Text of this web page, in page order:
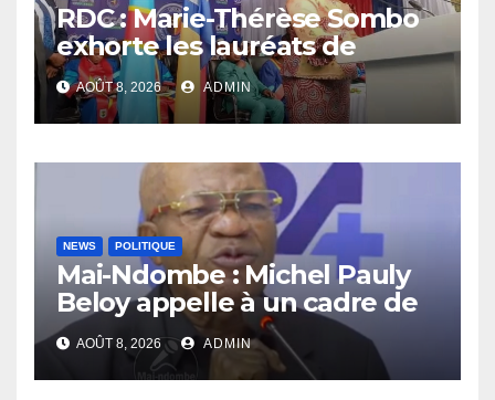
RDC : Marie-Thérèse Sombo
exhorte les lauréats de
l’UNIKIN à mettre leurs
compétences au service de
la nation
AOÛT 8, 2026 ADMIN
NEWS POLITIQUE
Mai-Ndombe : Michel Pauly
Beloy appelle à un cadre de
concertation avant la tenue
du dialogue inclusif
AOÛT 8, 2026 ADMIN